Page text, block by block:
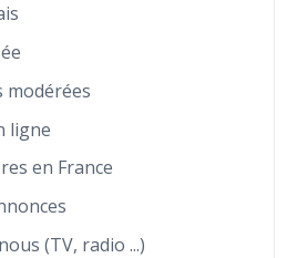
modérées
ligne
en France
(TV, radio ...)